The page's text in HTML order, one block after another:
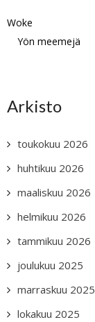
Woke
Yön meemejä
Arkisto
toukokuu 2026
huhtikuu 2026
maaliskuu 2026
helmikuu 2026
tammikuu 2026
joulukuu 2025
marraskuu 2025
lokakuu 2025